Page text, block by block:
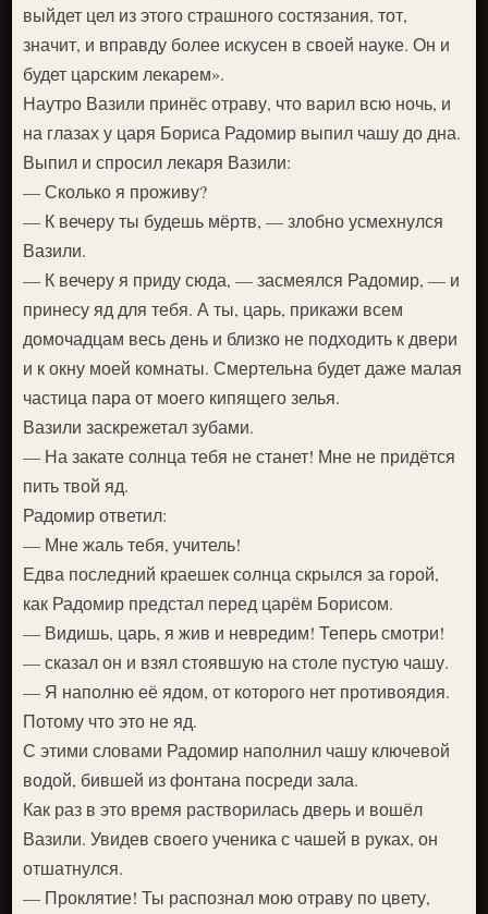
выйдет цел из этого страшного состязания, тот,
значит, и вправду более искусен в своей науке. Он и
будет царским лекарем».
Наутро Вазили принёс отраву, что варил всю ночь, и
на глазах у царя Бориса Радомир выпил чашу до дна.
Выпил и спросил лекаря Вазили:
— Сколько я проживу?
— К вечеру ты будешь мёртв, — злобно усмехнулся
Вазили.
— К вечеру я приду сюда, — засмеялся Радомир, — и
принесу яд для тебя. А ты, царь, прикажи всем
домочадцам весь день и близко не подходить к двери
и к окну моей комнаты. Смертельна будет даже малая
частица пара от моего кипящего зелья.
Вазили заскрежетал зубами.
— На закате солнца тебя не станет! Мне не придётся
пить твой яд.
Радомир ответил:
— Мне жаль тебя, учитель!
Едва последний краешек солнца скрылся за горой,
как Радомир предстал перед царём Борисом.
— Видишь, царь, я жив и невредим! Теперь смотри!
— сказал он и взял стоявшую на столе пустую чашу.
— Я наполню её ядом, от которого нет противоядия.
Потому что это не яд.
С этими словами Радомир наполнил чашу ключевой
водой, бившей из фонтана посреди зала.
Как раз в это время растворилась дверь и вошёл
Вазили. Увидев своего ученика с чашей в руках, он
отшатнулся.
— Проклятие! Ты распознал мою отраву по цвету,